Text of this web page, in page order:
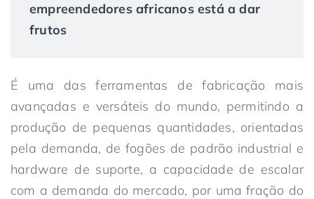
empreendedores africanos está a dar
frutos
É uma das ferramentas de fabricação mais
avançadas e versáteis do mundo, permitindo a
produção de pequenas quantidades, orientadas
pela demanda, de fogões de padrão industrial e
hardware de suporte, a capacidade de escalar
com a demanda do mercado, por uma fração do